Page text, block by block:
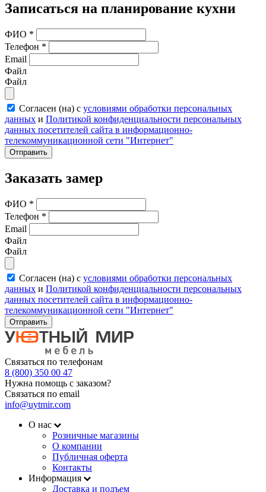
Записаться на планирование кухни
ФИО *
Телефон *
Email
Файл
Файл
Согласен (на) с условиями обработки персональных
данных и Политикой конфиденциальности персональных
данных посетителей сайта в информационно-
телекоммуникационной сети "Интернет"
Отправить
Заказать замер
ФИО *
Телефон *
Email
Файл
Файл
Согласен (на) с условиями обработки персональных
данных и Политикой конфиденциальности персональных
данных посетителей сайта в информационно-
телекоммуникационной сети "Интернет"
Отправить
Связаться по телефонам
8 (800) 350 00 47
Нужна помощь с заказом?
Связаться по email
info@uytmir.com
О нас
Розничные магазины
О компании
Публичная оферта
Контакты
Информация
Доставка и подъем